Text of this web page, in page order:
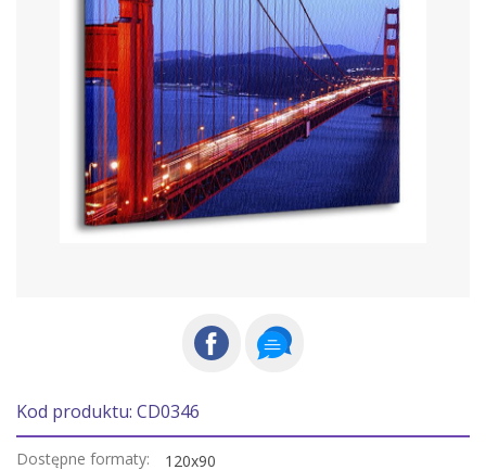
Kod produktu: CD0346
Dostępne formaty: 120x90